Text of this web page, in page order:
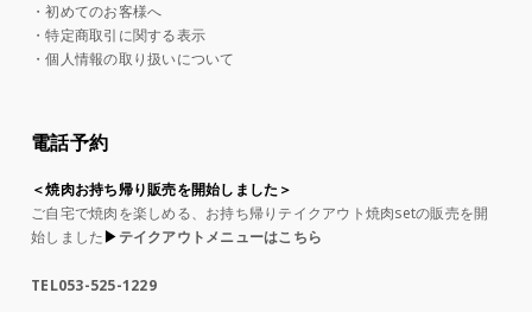
・初めてのお客様へ
・特定商取引に関する表示
・個人情報の取り扱いについて
電話予約
＜焼肉お持ち帰り販売を開始しました＞
ご自宅で焼肉を楽しめる、お持ち帰りテイクアウト焼肉setの販売を開
始しました▶︎テイクアウトメニューはこちら
TEL053-525-1229